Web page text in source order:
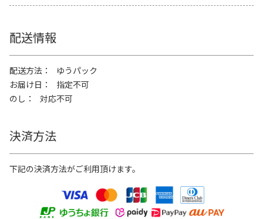
配送情報
配送方法
ゆうパック
お届け日
指定不可
のし
対応不可
決済方法
下記の決済方法がご利用頂けます。